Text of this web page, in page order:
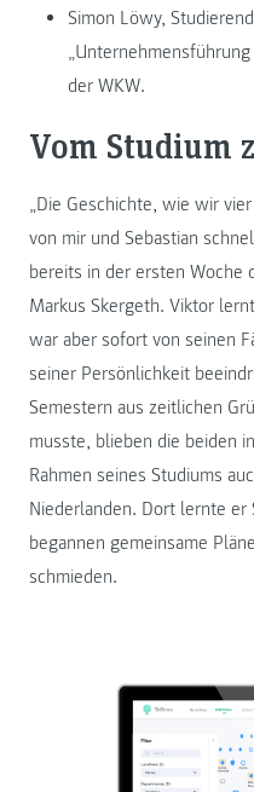
Simon Löwy,
der WKW.
Vom Studium
„Die Geschichte, wie wir
von mir und Sebastian
bereits in der ersten Woche
Markus Skergeth. Viktor
war aber sofort von seinen
seiner Persönlichkeit
Semestern aus zeitlichen
musste, blieben die beiden
Rahmen seines Studiums
Niederlanden. Dort lernte er
begannen gemeinsame
schmieden.